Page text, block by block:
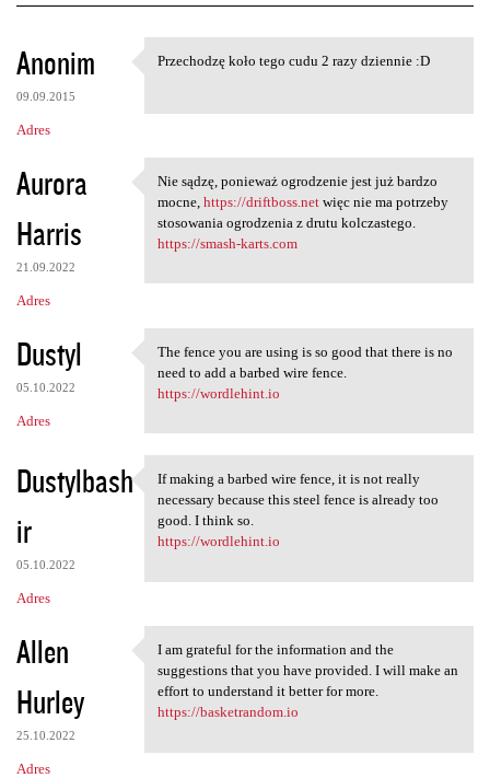
K
o
m
e
n
t
a
r
z
Anonim
09.09.2015
Adres
Przechodzę koło tego cudu 2
Przechodzę koło tego cudu 2 razy dziennie :D
Aurora
Harris
21.09.2022
Adres
Nie sądzę, ponieważ
Nie sądzę, ponieważ ogrodzenie jest już bardzo
mocne, https://driftboss.netwięc nie ma potrzeby
stosowania ogrodzenia z drutu kolczastego.
https://smash-karts.com
Dustyl
05.10.2022
Adres
The fence you are using is so
The fence you are using is so good that there is no
need to add a barbed wire fence.
https://wordlehint.io
Dustylbash
ir
05.10.2022
Adres
If making a barbed wire fence
If making a barbed wire fence, it is not really
necessary because this steel fence is already too
good. I think so.
https://wordlehint.io
Allen
Hurley
25.10.2022
Adres
I am grateful for the
I am grateful for the information and the
suggestions that you have provided. I will make an
effort to understand it better for more.
https://basketrandom.io